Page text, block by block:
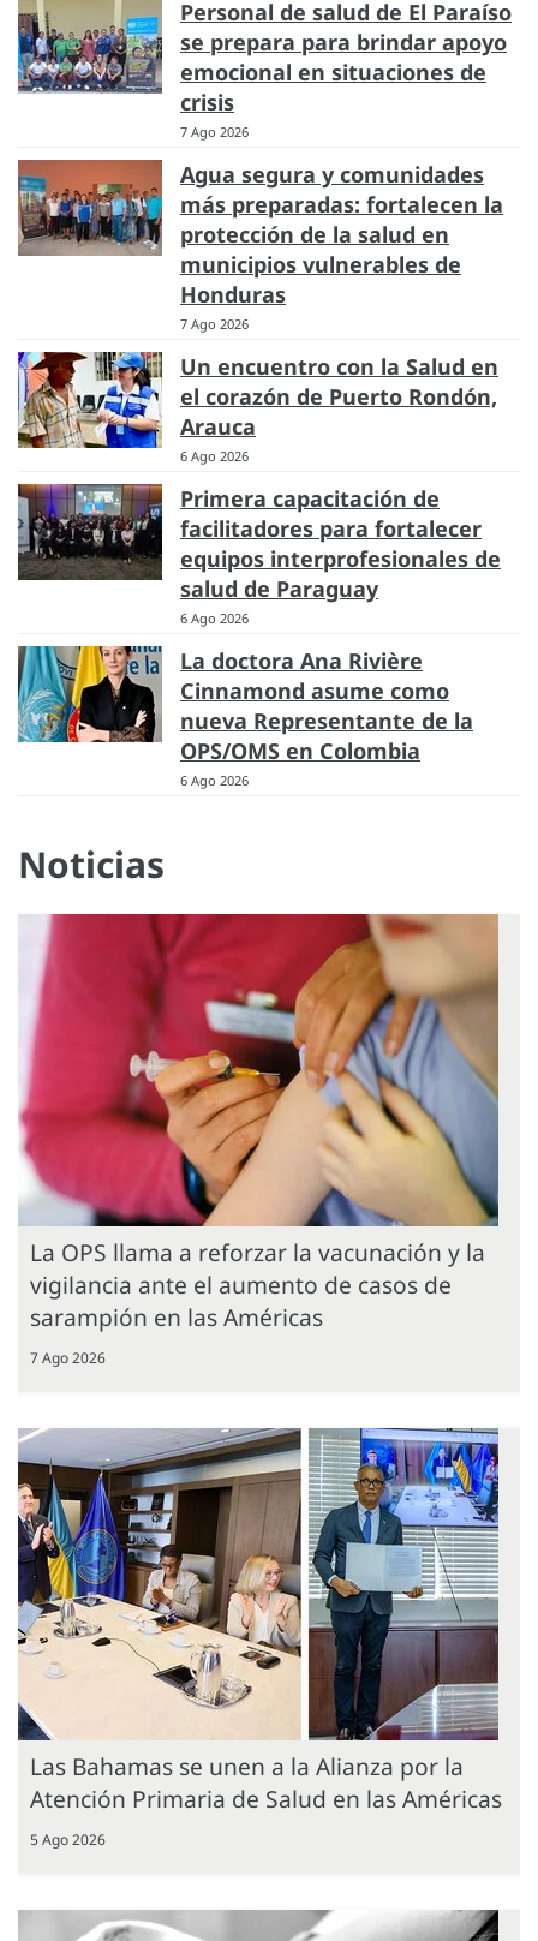
Personal de salud de El Paraíso
se prepara para brindar apoyo
emocional en situaciones de
crisis
7 Ago 2026
Agua segura y comunidades
más preparadas: fortalecen la
protección de la salud en
municipios vulnerables de
Honduras
7 Ago 2026
Un encuentro con la Salud en
el corazón de Puerto Rondón,
Arauca
6 Ago 2026
Primera capacitación de
facilitadores para fortalecer
equipos interprofesionales de
salud de Paraguay
6 Ago 2026
La doctora Ana Rivière
Cinnamond asume como
nueva Representante de la
OPS/OMS en Colombia
6 Ago 2026
Noticias
La OPS llama a reforzar la vacunación y la
vigilancia ante el aumento de casos de
sarampión en las Américas
7 Ago 2026
Las Bahamas se unen a la Alianza por la
Atención Primaria de Salud en las Américas
5 Ago 2026